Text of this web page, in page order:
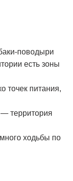
поводыри
есть зоны
точек питания,
— территория
ходьбы по